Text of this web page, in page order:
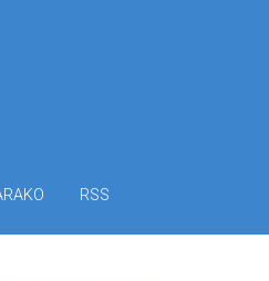
RSS